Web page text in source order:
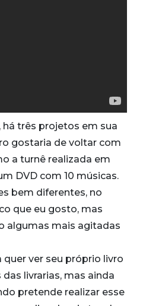
há três projetos em sua
gostaria de voltar com
a turnê realizada em
DVD com 10 músicas.
bem diferentes, no
que eu gosto, mas
algumas mais agitadas
quer ver seu próprio livro
das livrarias, mas ainda
pretende realizar esse